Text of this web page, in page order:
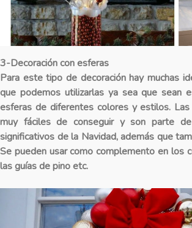
3-Decoración con esferas
Para este tipo de decoración hay muchas
que podemos utilizarlas ya sea que sean
esferas de diferentes colores y estilos.
muy fáciles de conseguir y son parte
significativos de la Navidad, además que
Se pueden usar como complemento en los
las guías de pino etc.